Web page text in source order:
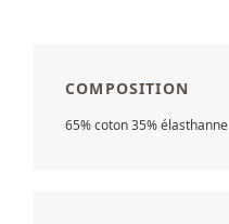
COMPOSITION
65% coton 35% élasthanne